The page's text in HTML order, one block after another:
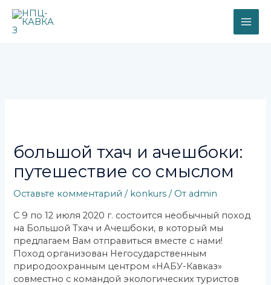
содержимому
большой тхач и ачешбоки:
путешествие со смыслом
Оставьте комментарий / konkurs / От admin
С 9 по 12 июля 2020 г. состоится необычный поход
на Большой Тхач и Ачешбоки, в который мы
предлагаем Вам отправиться вместе с нами!
Поход организован Негосударственным
природоохранным центром «НАБУ-Кавказ»
совместно с командой экологических туристов